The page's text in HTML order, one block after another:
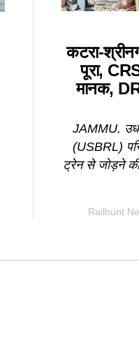
कटरा-
पूरा,
मानक,
JAMMU.
(USBRL)
ट्रेन से जोड़ने
Railhunt